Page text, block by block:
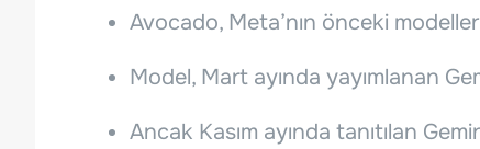
Avocado, Meta’nın önceki
Model, Mart ayında yayımlanan
Ancak Kasım ayında tanıtılan